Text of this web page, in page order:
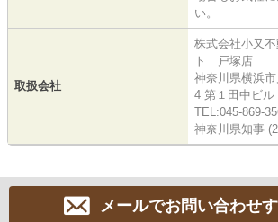
い。
取扱会社
株式会社小又
ト 戸塚店
神奈川県横浜
4 第１田中ビル
TEL:045-869-
神奈川県知事
メールでお問い合わせ